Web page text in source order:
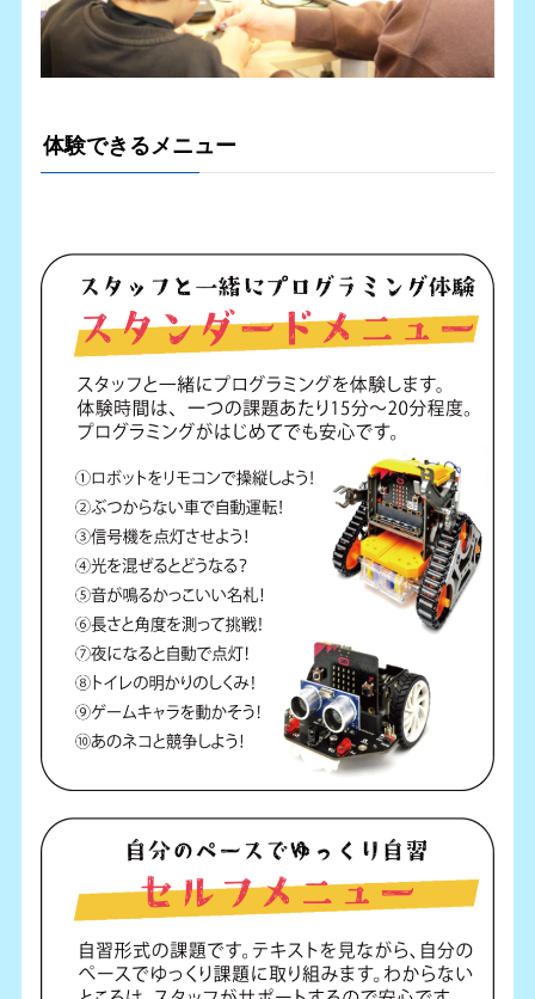
体験できるメニュー